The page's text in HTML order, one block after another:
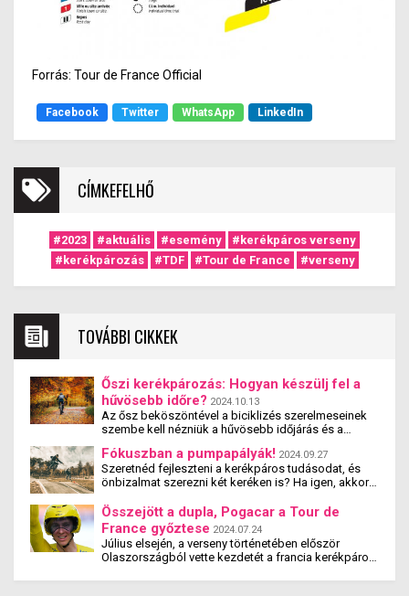
Forrás: Tour de France Official
Facebook Twitter WhatsApp LinkedIn
CÍMKEFELHŐ
#2023 #aktuális #esemény
#kerékpáros verseny
#kerékpározás
#TDF #Tour de France #verseny
TOVÁBBI CIKKEK
Őszi kerékpározás: Hogyan készülj fel a
hűvösebb időre? 2024.10.13
Az ősz beköszöntével a biciklizés szerelmeseinek
szembe kell nézniük a hűvösebb időjárás és a
ruházat, felszerelés és felkészülés segít abban,
hogy az őszi kerékpározás is biztonságos és
élvezetes maradjon. Fedezd fel, hogyan védheted
előzheted meg a szezonális sérüléseket!
Fókuszban a pumpapályák! 2024.09.27
Szeretnéd fejleszteni a kerékpáros tudásodat, és
önbizalmat szerezni két keréken is? Ha igen, akkor
dombos kanyarokból alakítottak ki, kifejezetten a
bringázás szerelmeseinek. Úgy tervezték, hogy
maximalizálja a lendületet, így minimális
pedálozással élményekkel teli pillanatokat lehet
gyűjteni egy ilyen pump tracken. Nézzük is, miről
szól ez a műfaj!
Összejött a dupla, Pogacar a Tour de
France győztese 2024.07.24
Július elsején, a verseny történetében először
Olaszországból vette kezdetét a francia kerékpáros
– a legfontosabb kérdés az volt, hogy vajon Marco